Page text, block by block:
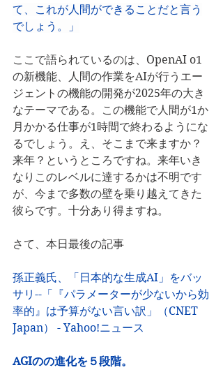
て、これが人間ができることだと言う
でしょう。」
ここで語られているのは、OpenAI o1
の新機能、人間の作業をAIが行うエー
ジェントの機能の開発が2025年の大き
なテーマである。この機能で人間が1か
月かかる仕事が1時間で終わるようにな
るでしょう。え、そこまで来ますか？
来年？というところですね。来年いき
なりこのレベルに達するかは不明です
が、今まで多数の壁を乗り越えてきた
彼らです。十分あり得ますね。
さて、本日最後の記事
孫正義氏、「日本的な生成AI」をバッ
サリ--「『パラメーターが少ないから効
率的』は予算がない言い訳」（CNET
Japan） - Yahoo!ニュース
AGIのの進化を５段階。